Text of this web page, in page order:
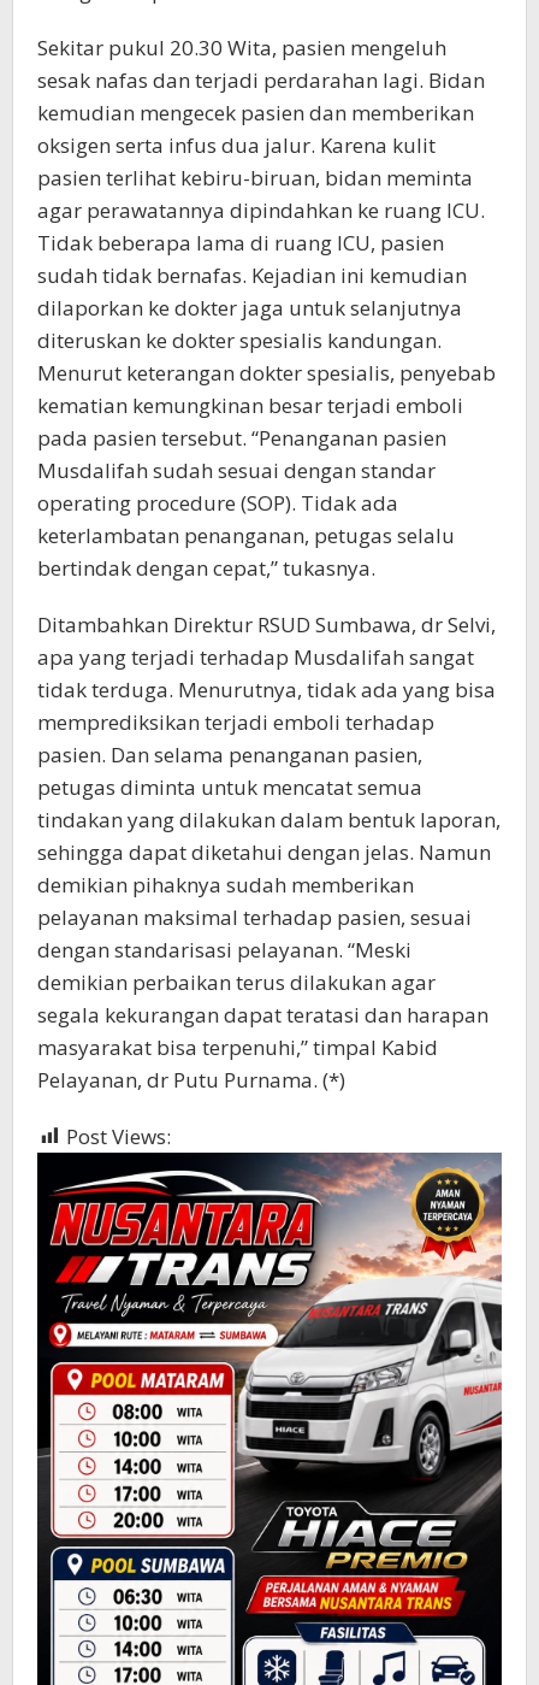
Sekitar pukul 20.30 Wita, pasien mengeluh
sesak nafas dan terjadi perdarahan lagi. Bidan
kemudian mengecek pasien dan memberikan
oksigen serta infus dua jalur. Karena kulit
pasien terlihat kebiru-biruan, bidan meminta
agar perawatannya dipindahkan ke ruang ICU.
Tidak beberapa lama di ruang ICU, pasien
sudah tidak bernafas. Kejadian ini kemudian
dilaporkan ke dokter jaga untuk selanjutnya
diteruskan ke dokter spesialis kandungan.
Menurut keterangan dokter spesialis, penyebab
kematian kemungkinan besar terjadi emboli
pada pasien tersebut. “Penanganan pasien
Musdalifah sudah sesuai dengan standar
operating procedure (SOP). Tidak ada
keterlambatan penanganan, petugas selalu
bertindak dengan cepat,” tukasnya.
Ditambahkan Direktur RSUD Sumbawa, dr Selvi,
apa yang terjadi terhadap Musdalifah sangat
tidak terduga. Menurutnya, tidak ada yang bisa
memprediksikan terjadi emboli terhadap
pasien. Dan selama penanganan pasien,
petugas diminta untuk mencatat semua
tindakan yang dilakukan dalam bentuk laporan,
sehingga dapat diketahui dengan jelas. Namun
demikian pihaknya sudah memberikan
pelayanan maksimal terhadap pasien, sesuai
dengan standarisasi pelayanan. “Meski
demikian perbaikan terus dilakukan agar
segala kekurangan dapat teratasi dan harapan
masyarakat bisa terpenuhi,” timpal Kabid
Pelayanan, dr Putu Purnama. (*)
Post Views: